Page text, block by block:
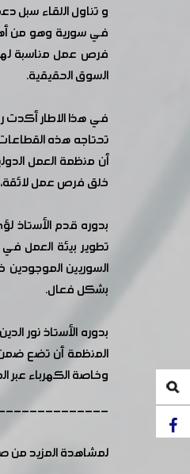
و تناول اللقاء سبل
في سورية وهو من
فرص عمل مناسبة
السوق الحقيقية.
في هذا الاطار أكدت
تحتاجه هذه
أن منظمة العمل
خلق فرص عمل لائقة،
بدوره قدم الأستاذ
تطوير بيئة العمل
السوريين
بشكل فعال.
بدوره الأستاذ نور
المنظمة أن تضع ضمن
وخاصة الكهرباء عبر
لمشاهدة المزيد من